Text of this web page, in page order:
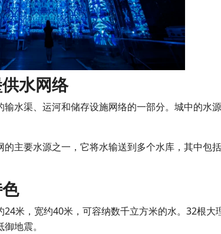
水网络
输水渠、运河和储存设施网络的一部分。城中的水
的主要水源之一，它将水输送到多个水库，其中包
24米，宽约40米，可容纳数千立方米的水。32根
地震。